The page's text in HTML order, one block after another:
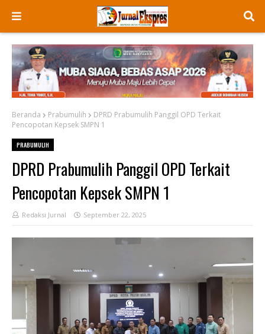
Beranda Prabumulih
DPRD Prabumulih Panggil OPD Terkait
Pencopotan Kepsek SMPN 1
PRABUMULIH
DPRD Prabumulih Panggil OPD Terkait
Pencopotan Kepsek SMPN 1
Redaksi Jurnal September 22, 2025